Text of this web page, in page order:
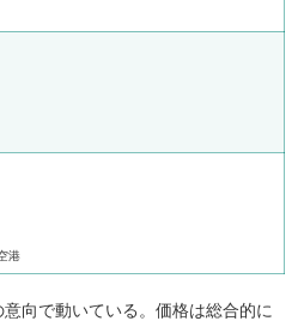
港
向で動いている。価格は総合的に